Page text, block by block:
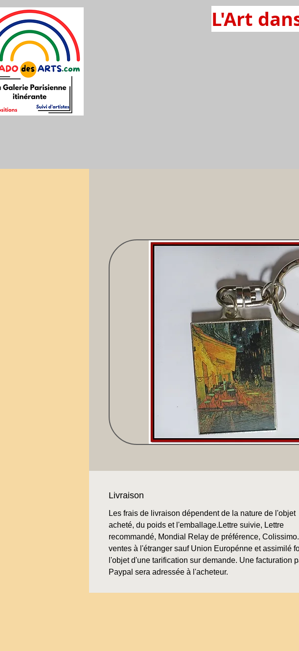
L'Art
Livraison
Les frais de livraison dépendent de la nature de l'objet
acheté, du poids et l'emballage.Lettre suivie, Lettre
recommandé, Mondial Relay de préférence,
ventes à l'étranger sauf Union Europénne et assimilé
l'objet d'une tarification sur demande. Une facturation
Paypal sera adressée à l'acheteur.